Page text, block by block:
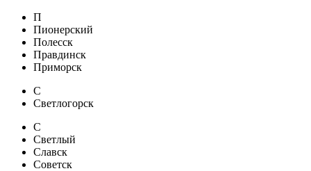
П
Пионерский
Полесск
Правдинск
Приморск
С
Светлогорск
С
Светлый
Славск
Советск